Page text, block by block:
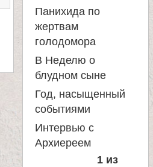
Панихида по
жертвам
голодомора
В Неделю о
блудном сыне
Год, насыщенный
событиями
Интервью с
Архиереем
1 из